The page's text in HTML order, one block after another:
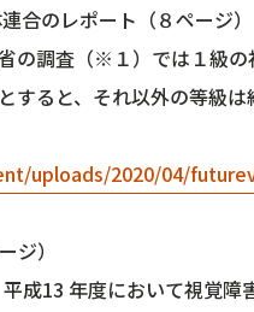
合のレポート（８ページ）
の調査（※１）では１級の
すると、それ以外の等級
uploads/2020/04/
ジ）
成13 年度において視覚障